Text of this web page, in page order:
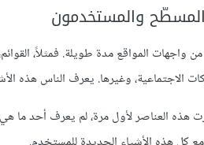
والمستخدمون
من واجهات المواقع مدة طويلة. فمثلاً،
الاجتماعية، وغيرها. يعرف الناس هذه
هذه العناصر لأول مرة، لم يعرف أحد ما